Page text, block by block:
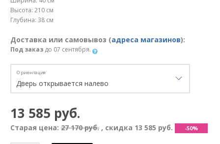
Высота: 210 см
Глубина: 38 см
Доставка или самовывоз (адреса магазинов):
Под заказ до 07 сентября.
Ориентация
13 585 руб.
Старая цена: 27 170 руб. , скидка 13 585 руб. -50%